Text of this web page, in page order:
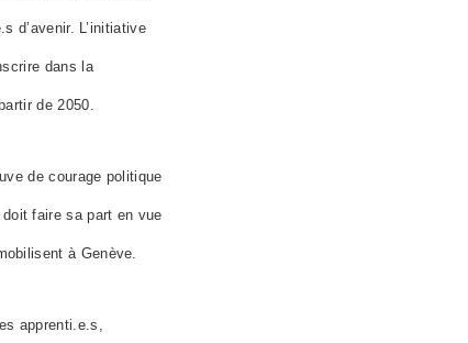
d’avenir. L’initiative
dans la
de 2050.
de courage politique
faire sa part en vue
à Genève.
apprenti.e.s ,